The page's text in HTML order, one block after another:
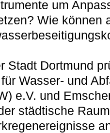
um
Wie können
Stadt Dortmund
Wasser- und
e.V. und
städtische